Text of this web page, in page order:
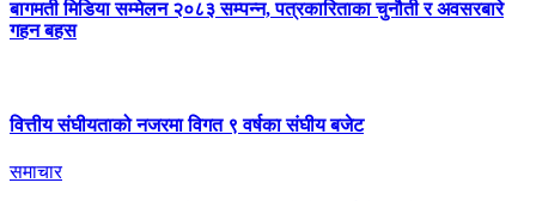
बागमती मिडिया सम्मेलन २०८३ सम्पन्न, पत्रकारिताका चुनौती र अवसरबारे
गहन बहस
वित्तीय संघीयताको नजरमा विगत ९ वर्षका संघीय बजेट
समाचार